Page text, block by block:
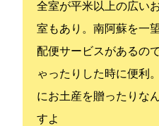
全10室が100平米以上の広
室もあり。南阿蘇を一
配便サービスがあるの
ゃったりした時に便利
にお土産を贈ったりな
すよ